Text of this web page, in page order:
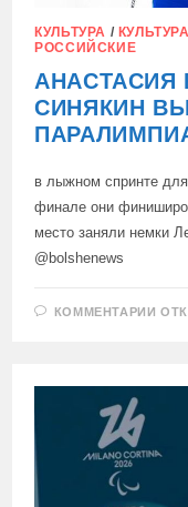
КУЛЬТУРА / КУЛЬТУРА
РОССИЙСКИЕ
АНАСТАСИЯ
СИНЯКИН
в лыжном спринте
финале они
место заняли немки
@bolshenews
КОММЕНТАРИИ К